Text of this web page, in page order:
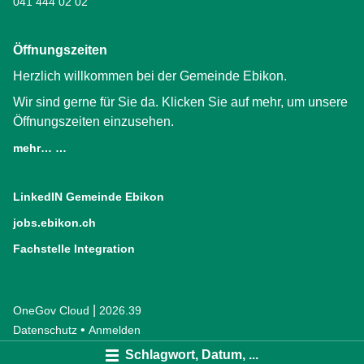
Schlagwort, Datum, ...
Öffnungszeiten
Herzlich willkommen bei der Gemeinde Ebikon.
Wir sind gerne für Sie da. Klicken Sie auf mehr, um unsere
Öffnungszeiten einzusehen.
mehr… …
LinkedIN Gemeinde Ebikon
jobs.ebikon.ch
Fachstelle Integration
OneGov Cloud (External Link)
2026.39
Datenschutz (External Link)
Anmelden